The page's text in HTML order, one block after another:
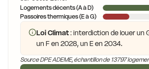
Logements décents (A à D)
Passoires thermiques (E à G)
Loi Climat: interdiction de louer un
un F en 2028, un E en 2034.
Source DPE ADEME, échantillon de 13797